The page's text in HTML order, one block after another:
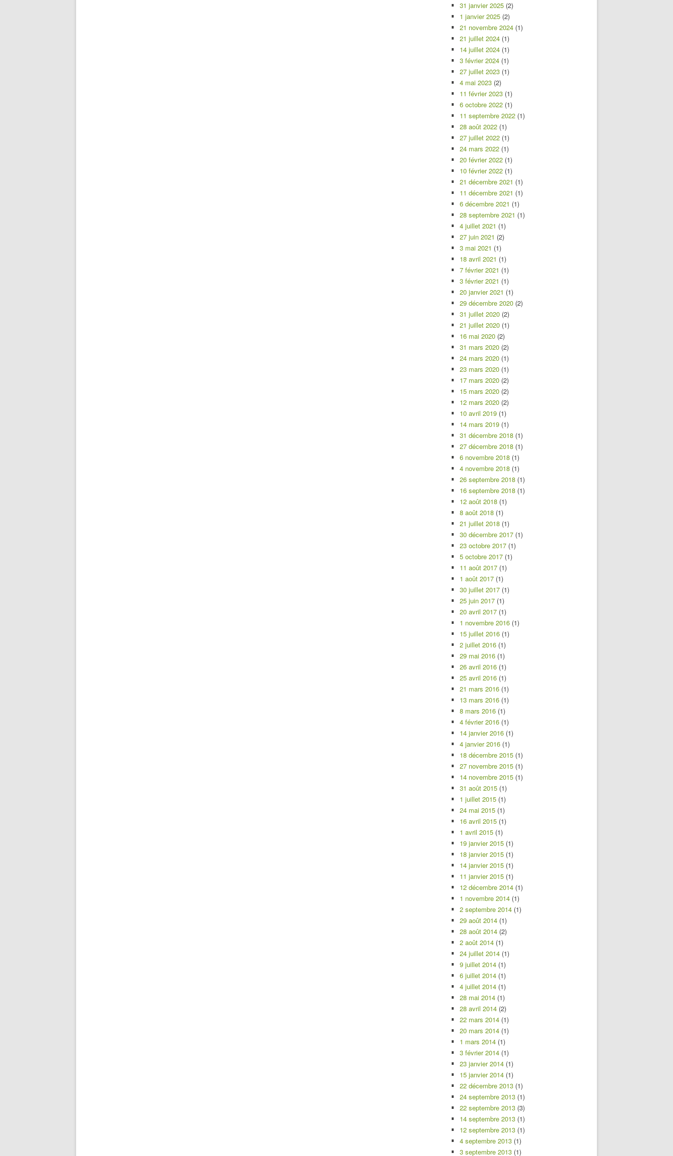
31 janvier 2025 (2)
1 janvier 2025 (2)
21 novembre 2024 (1)
21 juillet 2024 (1)
14 juillet 2024 (1)
3 février 2024 (1)
27 juillet 2023 (1)
4 mai 2023 (2)
11 février 2023 (1)
6 octobre 2022 (1)
11 septembre 2022 (1)
28 août 2022 (1)
27 juillet 2022 (1)
24 mars 2022 (1)
20 février 2022 (1)
10 février 2022 (1)
21 décembre 2021 (1)
11 décembre 2021 (1)
6 décembre 2021 (1)
28 septembre 2021 (1)
4 juillet 2021 (1)
27 juin 2021 (2)
3 mai 2021 (1)
18 avril 2021 (1)
7 février 2021 (1)
3 février 2021 (1)
20 janvier 2021 (1)
29 décembre 2020 (2)
31 juillet 2020 (2)
21 juillet 2020 (1)
16 mai 2020 (2)
31 mars 2020 (2)
24 mars 2020 (1)
23 mars 2020 (1)
17 mars 2020 (2)
15 mars 2020 (2)
12 mars 2020 (2)
10 avril 2019 (1)
14 mars 2019 (1)
31 décembre 2018 (1)
27 décembre 2018 (1)
6 novembre 2018 (1)
4 novembre 2018 (1)
26 septembre 2018 (1)
16 septembre 2018 (1)
12 août 2018 (1)
8 août 2018 (1)
21 juillet 2018 (1)
30 décembre 2017 (1)
23 octobre 2017 (1)
5 octobre 2017 (1)
11 août 2017 (1)
1 août 2017 (1)
30 juillet 2017 (1)
25 juin 2017 (1)
20 avril 2017 (1)
1 novembre 2016 (1)
15 juillet 2016 (1)
2 juillet 2016 (1)
29 mai 2016 (1)
26 avril 2016 (1)
25 avril 2016 (1)
21 mars 2016 (1)
13 mars 2016 (1)
8 mars 2016 (1)
4 février 2016 (1)
14 janvier 2016 (1)
4 janvier 2016 (1)
18 décembre 2015 (1)
27 novembre 2015 (1)
14 novembre 2015 (1)
31 août 2015 (1)
1 juillet 2015 (1)
24 mai 2015 (1)
16 avril 2015 (1)
1 avril 2015 (1)
19 janvier 2015 (1)
18 janvier 2015 (1)
14 janvier 2015 (1)
11 janvier 2015 (1)
12 décembre 2014 (1)
1 novembre 2014 (1)
2 septembre 2014 (1)
29 août 2014 (1)
28 août 2014 (2)
2 août 2014 (1)
24 juillet 2014 (1)
9 juillet 2014 (1)
6 juillet 2014 (1)
4 juillet 2014 (1)
28 mai 2014 (1)
28 avril 2014 (2)
22 mars 2014 (1)
20 mars 2014 (1)
1 mars 2014 (1)
3 février 2014 (1)
23 janvier 2014 (1)
15 janvier 2014 (1)
22 décembre 2013 (1)
24 septembre 2013 (1)
22 septembre 2013 (3)
14 septembre 2013 (1)
12 septembre 2013 (1)
4 septembre 2013 (1)
3 septembre 2013 (1)